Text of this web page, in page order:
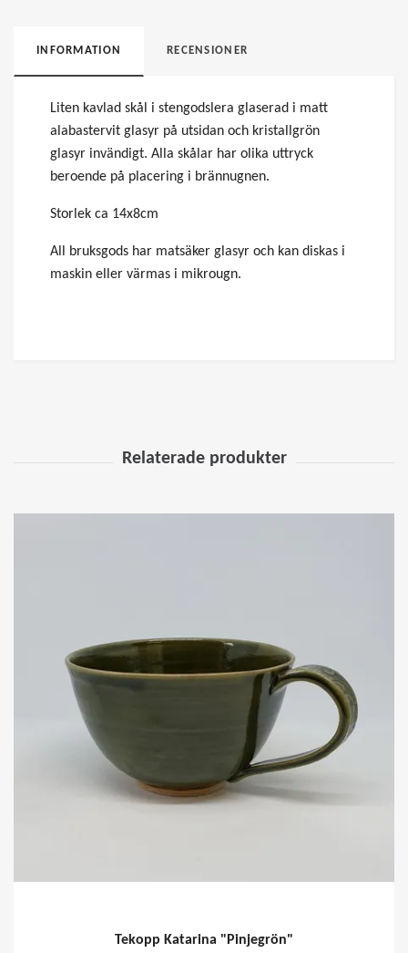
INFORMATION RECENSIONER
Liten kavlad skål i stengodslera glaserad i matt
alabastervit glasyr på utsidan och kristallgrön
glasyr invändigt. Alla skålar har olika uttryck
beroende på placering i brännugnen.
Storlek ca 14x8cm
All bruksgods har matsäker glasyr och kan diskas i
maskin eller värmas i mikrougn.
Tekopp Katarina "Pinjegrön"